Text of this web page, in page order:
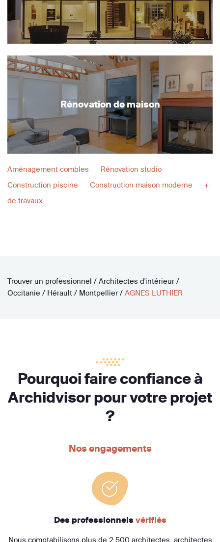
Rénovation de maison
Aménagement combles
Rénovation studio
Construction piscine
Construction maison moderne
+
de travaux
Trouver un professionnel / Architectes d'intérieur /
Occitanie / Hérault / Montpellier / AGNES LUTHIER
Pourquoi faire confiance à
Archidvisor pour votre projet
?
Nos engagements
Des professionnels vérifiés
Nous comptabilisons plus de 2 500 architectes, architectes